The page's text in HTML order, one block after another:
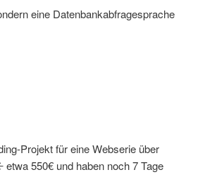
eine Datenbankabfragesprache
Projekt für eine Webserie über
etwa 550€ und haben noch 7 Tage